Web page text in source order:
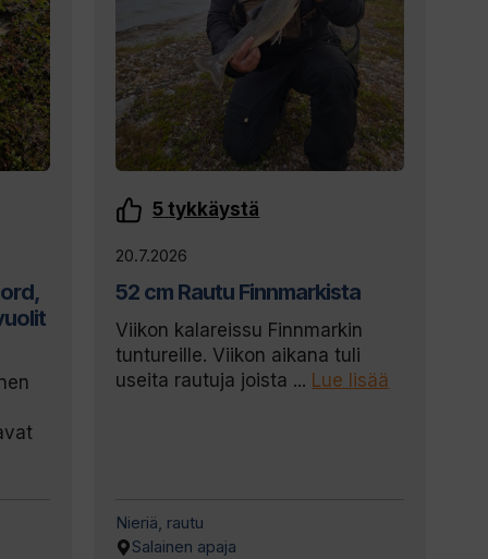
5 tykkäystä
20.7.2026
52 cm Rautu Finnmarkista
Viikon kalareissu Finnmarkin
tuntureille. Viikon aikana tuli
useita rautuja joista ... Lue lisää
Nieriä, rautu
Salainen apaja